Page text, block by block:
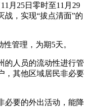
月25日零时至11月29
战，实现“拔点清面”的
管理，为期5天。
的人员的流动性进行管
，其他区域居民非必要
必要的外出活动，能降